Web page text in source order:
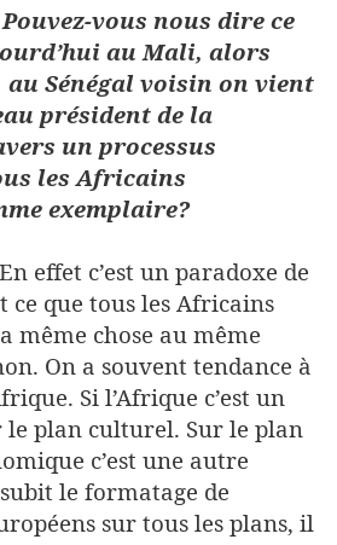
Pouvez-vous nous dire ce
au Mali, alors
au Sénégal voisin on vient
président de la
un processus
les Africains
exemplaire?
effet c’est un paradoxe de
ce que tous les Africains
même chose au même
On a souvent tendance à
Si l’Afrique c’est un
le plan culturel. Sur le plan
c’est une autre
le formatage de
sur tous les plans, il